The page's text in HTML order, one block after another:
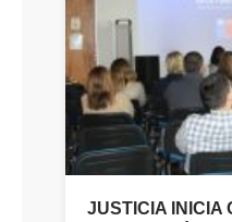
JUSTICIA INICIA